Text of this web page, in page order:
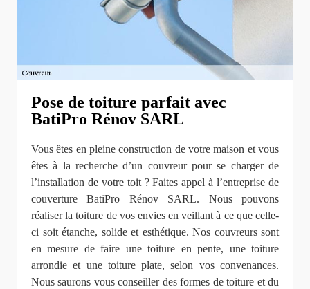
Pose de toiture parfait avec
BatiPro Rénov SARL
Vous êtes en pleine construction de votre maison et vous
êtes à la recherche d’un couvreur pour se charger de
l’installation de votre toit ? Faites appel à l’entreprise de
couverture BatiPro Rénov SARL. Nous pouvons
réaliser la toiture de vos envies en veillant à ce que celle-
ci soit étanche, solide et esthétique. Nos couvreurs sont
en mesure de faire une toiture en pente, une toiture
arrondie et une toiture plate, selon vos convenances.
Nous saurons vous conseiller des formes de toiture et du